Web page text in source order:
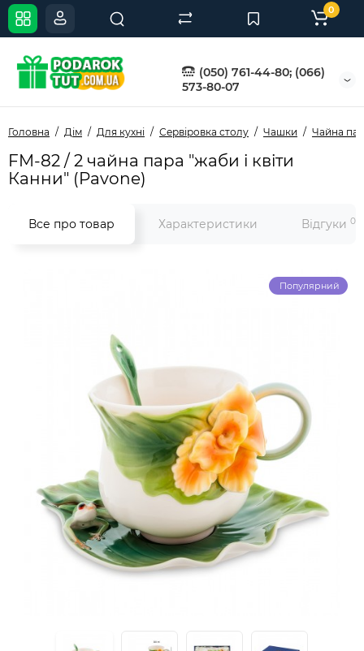
(050) 761-44-80; (066)
573-80-07
0
Головна Дім Для кухні Сервіровка столу Чашки Чайна
FM-82 / 2 чайна пара "жаби і квіти
Канни" (Pavone)
Все про товар Характеристики Відгуки 0
Популярний